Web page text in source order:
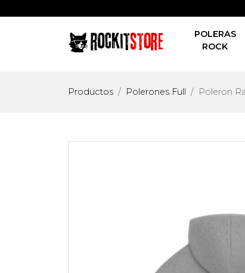
POLERAS
ROCK
Productos Polerones Full Poleron